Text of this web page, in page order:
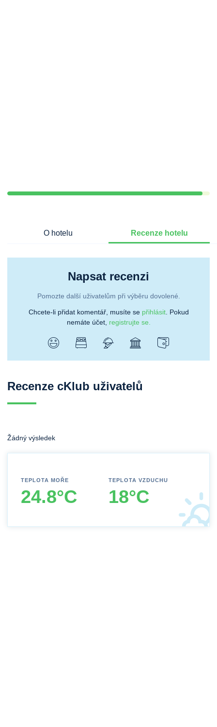
O hotelu Recenze hotelu
Napsat recenzi
Pomozte další uživatelům při výběru dovolené.
Chcete-li přidat komentář, musíte se přihlásit. Pokud
nemáte účet, registrujte se.
Recenze cKlub uživatelů
Žádný výsledek
TEPLOTA MOŘE
24.8°C
TEPLOTA VZDUCHU
18°C